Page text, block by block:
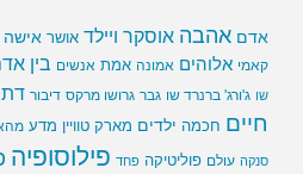
אדם אהבה אוסקר ויילד אושר אישה
קאמי אלוהים אמונה אמת אנשים בין
שו ג'ורג' ברנרד שו גבר גרושו מרקס דיבור דת
חיים חכמה ילדים מארק טוויין מדע
סנקה עולם פוליטיקה פחד פילוסופיה